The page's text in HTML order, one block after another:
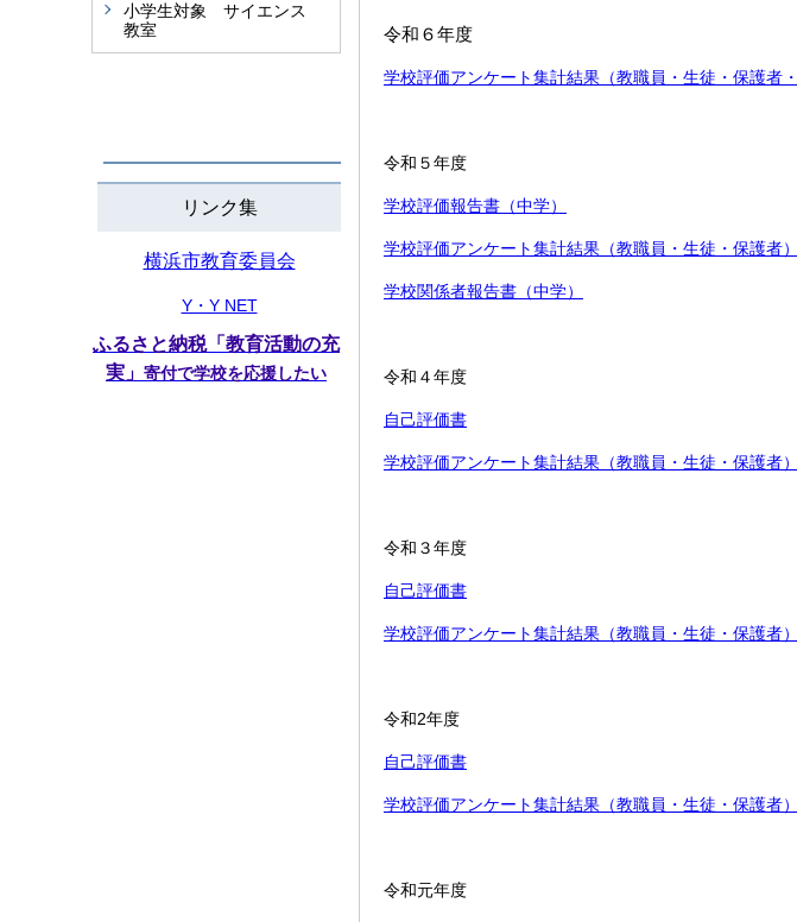
小学生対象 サイエンス
教室
リンク集
横浜市教育委員会
Y・Y NET
ふるさと納税「教育活動の充
実」 寄付で学校を応援したい
令和６年度
学校評価アンケート集計結果（教職員・生徒・保護者・
令和５年度
学校評価報告書（中学）
学校評価アンケート集計結果（教職員・生徒・保護者）
学校関係者報告書（中学）
令和４年度
自己評価書
学校評価アンケート集計結果（教職員・生徒・保護者）
令和３年度
自己評価書
学校評価アンケート集計結果（教職員・生徒・保護者）
令和2年度
自己評価書
学校評価アンケート集計結果（教職員・生徒・保護者）
令和元年度